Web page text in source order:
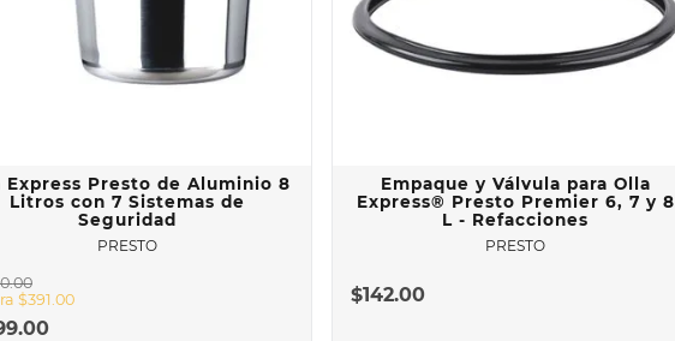
Express Presto de Aluminio 8
Litros con 7 Sistemas de
Seguridad
PRESTO
.00
$391.00
.00
Empaque y Válvula para Olla
Express® Presto Premier 6, 7 y 8
L - Refacciones
PRESTO
$142.00